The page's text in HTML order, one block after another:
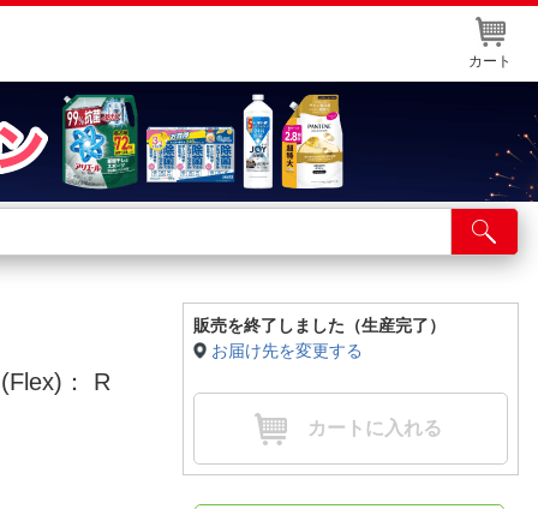
カート
舗サービス
ト取り置き
： R
販売を終了しました（生産完了）
お届け先を変更する
カートに入れる